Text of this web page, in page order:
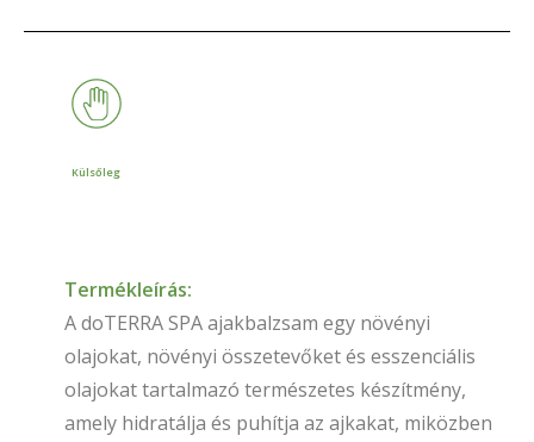
Külsőleg
Termékleírás:
A doTERRA SPA ajakbalzsam egy növényi
olajokat, növényi összetevőket és esszenciális
olajokat tartalmazó természetes készítmény,
amely hidratálja és puhítja az ajkakat, miközben